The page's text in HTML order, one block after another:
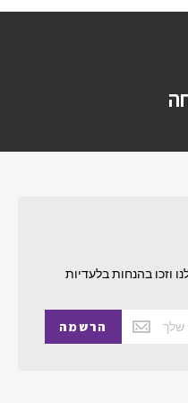
וזכו בהנחות בלעדיות
הרשמה